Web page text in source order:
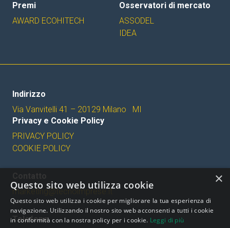
Premi
AWARD ECOHITECH
Osservatori di mercato
ASSODEL
IDEA
Indirizzo
Via Vanvitelli 41 – 20129 Milano MI
Privacy e Cookie Policy
PRIVACY POLICY
COOKIE POLICY
marketing@tecnoimprese.it
Telefono
×
Questo sito web utilizza cookie
Questo sito web utilizza i cookie per migliorare la tua esperienza di
navigazione. Utilizzando il nostro sito web acconsenti a tutti i cookie
in conformità con la nostra policy per i cookie. Leggi di più